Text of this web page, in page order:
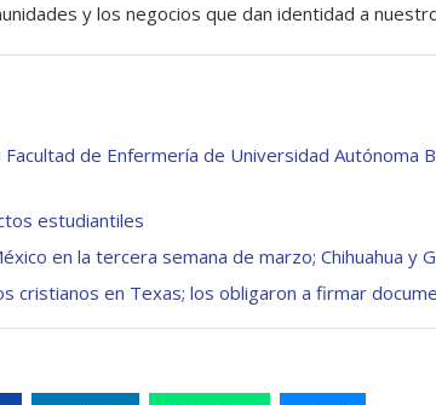
y los negocios que dan identidad a
de Enfermería de Universidad Autónoma
estudiantiles
en la tercera semana de marzo; Chihuahua y
cristianos en Texas; los obligaron a firmar